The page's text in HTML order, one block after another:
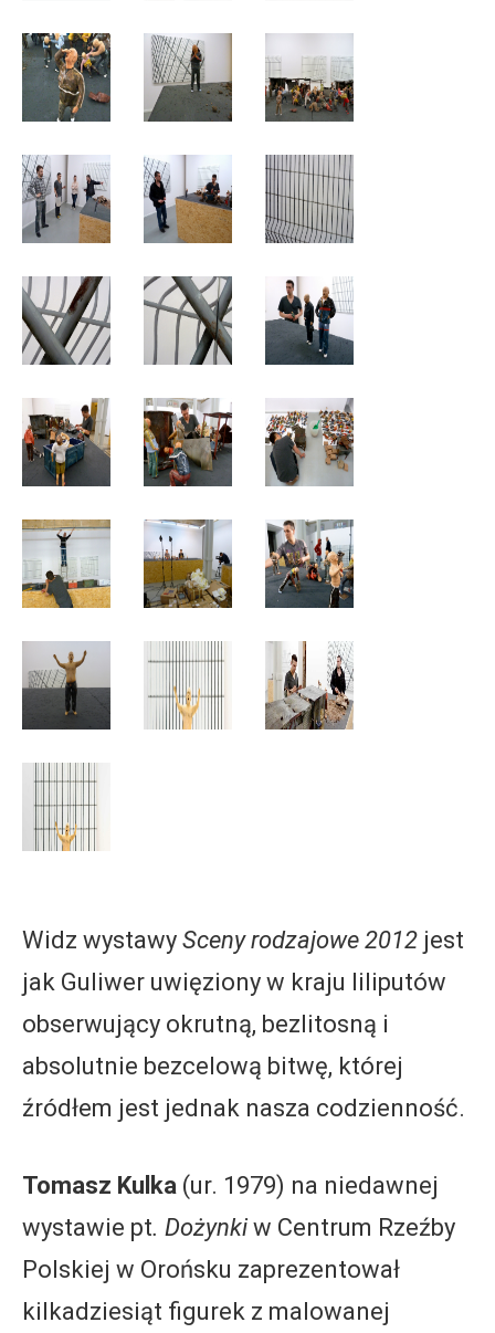
Widz wystawy Sceny rodzajowe 2012 jest
jak Guliwer uwięziony w kraju liliputów
obserwujący okrutną, bezlitosną i
absolutnie bezcelową bitwę, której
źródłem jest jednak nasza codzienność.
Tomasz Kulka (ur. 1979) na niedawnej
wystawie pt. Dożynki w Centrum Rzeźby
Polskiej w Orońsku zaprezentował
kilkadziesiąt figurek z malowanej